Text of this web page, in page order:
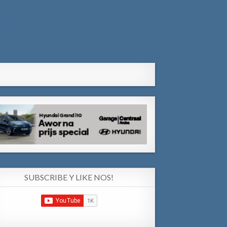
SUBSCRIBE Y LIKE NOS!